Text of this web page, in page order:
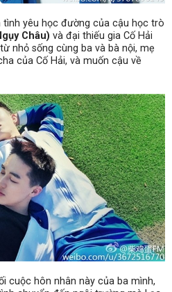
tình yêu học đường của cậu học trò
Châu) và đại thiếu gia Cố Hải
nhỏ sống cùng ba và bà nội, mẹ
của Cố Hải, và muốn cậu về
cuộc hôn nhân này của ba mình,